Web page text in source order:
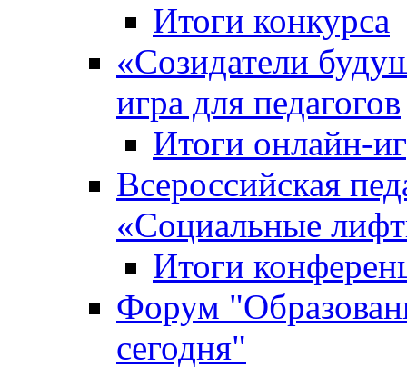
Итоги конкурса
«Cозидатели
игра для педагогов
Итоги онлайн-
Всероссийская
«Cоциальные
Итоги
Форум
сегодня"